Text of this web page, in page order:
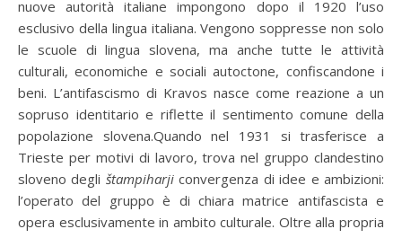
nuove autorità italiane impongono dopo il 1920 l’uso
esclusivo della lingua italiana. Vengono soppresse non solo
le scuole di lingua slovena, ma anche tutte le attività
culturali, economiche e sociali autoctone, confiscandone i
beni. L’antifascismo di Kravos nasce come reazione a un
sopruso identitario e riflette il sentimento comune della
popolazione slovena.Quando nel 1931 si trasferisce a
Trieste per motivi di lavoro, trova nel gruppo clandestino
sloveno degli štampiharjiconvergenza di idee e ambizioni:
l’operato del gruppo è di chiara matrice antifascista e
opera esclusivamente in ambito culturale. Oltre alla propria